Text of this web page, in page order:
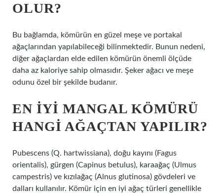
OLUR?
Bu bağlamda, kömürün en güzel meşe ve portakal
ağaçlarından yapılabileceği bilinmektedir. Bunun nedeni,
diğer ağaçlardan elde edilen kömürün önemli ölçüde
daha az kaloriye sahip olmasıdır. Şeker ağacı ve meşe
odunu özel bir şekilde budanır.
EN IYI MANGAL KÖMÜRÜ
HANGI AĞAÇTAN YAPILIR?
Pubescens (Q. hartwissiana), doğu kayını (Fagus
orientalis), gürgen (Capinus betulus), karaağaç (Ulmus
campestris) ve kızılağaç (Alnus glutinosa) gövdeleri ve
dalları kullanılır. Kömür için en iyi ağaç türleri genellikle